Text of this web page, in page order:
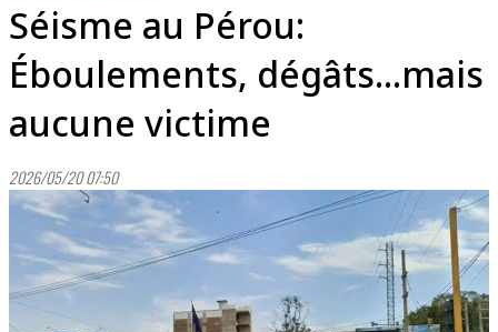
Séisme au Pérou:
Éboulements, dégâts...mais
aucune victime
2026/05/20 07:50